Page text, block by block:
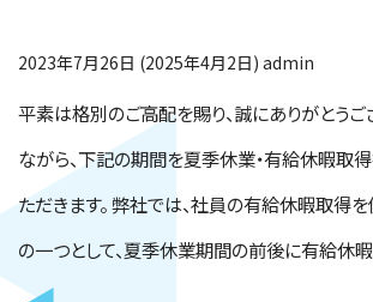
2023年7月26日 (2025年4月2日) admin
平素は格別のご高配を賜り、誠にありがとうご
ながら、下記の期間を夏季休業・有給休暇取
ただきます。 弊社では、社員の有給休暇取得
の一つとして、夏季休業期間の前後に有給休